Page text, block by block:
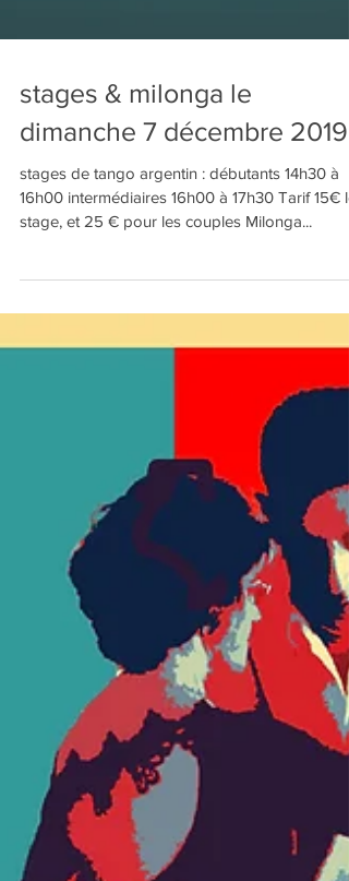
stages & milonga le
dimanche 7 décembre 2019
stages de tango argentin : débutants 14h30 à
16h00 intermédiaires 16h00 à 17h30 Tarif 15€ le